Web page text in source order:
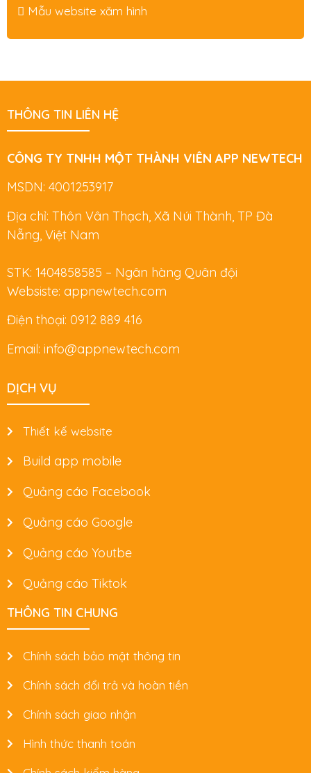
Mẫu website xăm hình
THÔNG TIN LIÊN HỆ
CÔNG TY TNHH MỘT THÀNH VIÊN APP NEWTECH
MSDN: 4001253917
Địa chỉ: Thôn Vân Thạch, Xã Núi Thành, TP Đà
Nẵng, Việt Nam
STK: 1404858585 – Ngân hàng Quân đội
Websiste: appnewtech.com
Điện thoại: 0912 889 416
Email: info@appnewtech.com
DỊCH VỤ
Thiết kế website
Build app mobile
Quảng cáo Facebook
Quảng cáo Google
Quảng cáo Youtbe
Quảng cáo Tiktok
THÔNG TIN CHUNG
Chính sách bảo mật thông tin
Chính sách đổi trả và hoàn tiền
Chính sách giao nhận
Hình thức thanh toán